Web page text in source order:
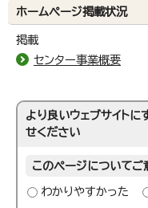
ホームページ掲載状況
掲載
センター事業概要
より良いウェブサイト
せください
このページについてご
わかりやすかった